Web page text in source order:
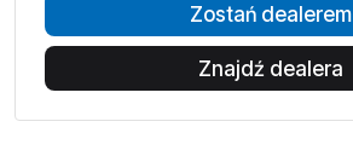
Zostań dealerem
Znajdź dealera